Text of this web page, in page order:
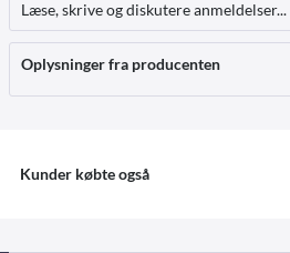
Læse, skrive og diskutere anmeldelser...
Oplysninger fra producenten
Kunder købte også